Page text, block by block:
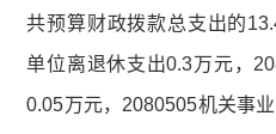
共预算财政拨款总支出的
单位离退休支出0.3万元，
0.05万元，2080505机关事